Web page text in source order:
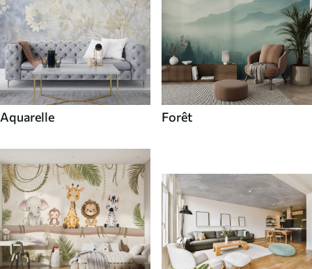
Aquarelle Forêt